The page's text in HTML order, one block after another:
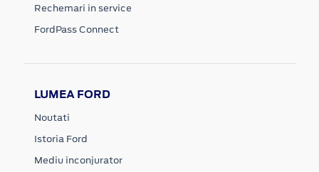
Rechemari in service
FordPass Connect
LUMEA FORD
Noutati
Istoria Ford
Mediu inconjurator